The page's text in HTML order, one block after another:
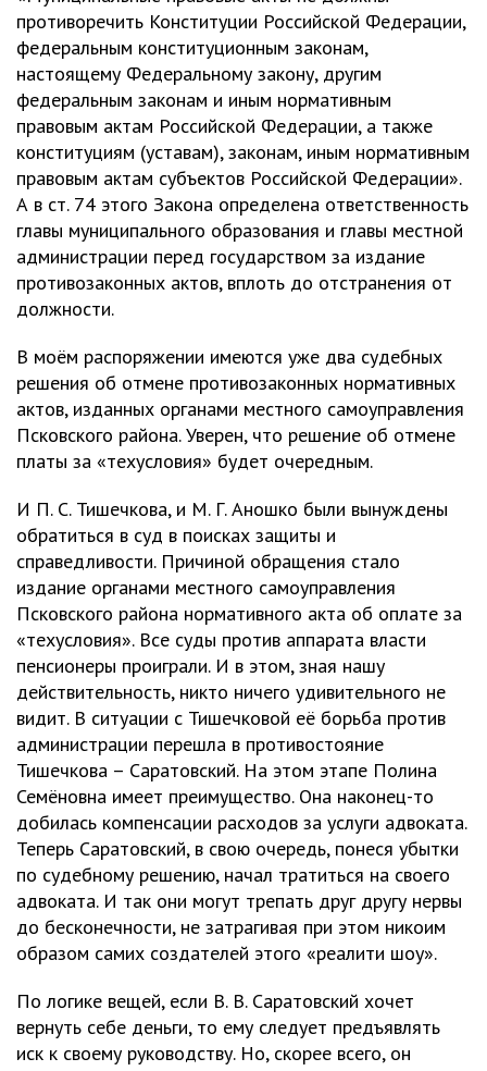
противоречить Конституции Российской Федерации,
федеральным конституционным законам,
настоящему Федеральному закону, другим
федеральным законам и иным нормативным
правовым актам Российской Федерации, а также
конституциям (уставам), законам, иным нормативным
правовым актам субъектов Российской Федерации».
А в ст. 74 этого Закона определена ответственность
главы муниципального образования и главы местной
администрации перед государством за издание
противозаконных актов, вплоть до отстранения от
должности.
В моём распоряжении имеются уже два судебных
решения об отмене противозаконных нормативных
актов, изданных органами местного самоуправления
Псковского района. Уверен, что решение об отмене
платы за «техусловия» будет очередным.
И П. С. Тишечкова, и М. Г. Аношко были вынуждены
обратиться в суд в поисках защиты и
справедливости. Причиной обращения стало
издание органами местного самоуправления
Псковского района нормативного акта об оплате за
«техусловия». Все суды против аппарата власти
пенсионеры проиграли. И в этом, зная нашу
действительность, никто ничего удивительного не
видит. В ситуации с Тишечковой её борьба против
администрации перешла в противостояние
Тишечкова – Саратовский. На этом этапе Полина
Семёновна имеет преимущество. Она наконец-то
добилась компенсации расходов за услуги адвоката.
Теперь Саратовский, в свою очередь, понеся убытки
по судебному решению, начал тратиться на своего
адвоката. И так они могут трепать друг другу нервы
до бесконечности, не затрагивая при этом никоим
образом самих создателей этого «реалити шоу».
По логике вещей, если В. В. Саратовский хочет
вернуть себе деньги, то ему следует предъявлять
иск к своему руководству. Но, скорее всего, он